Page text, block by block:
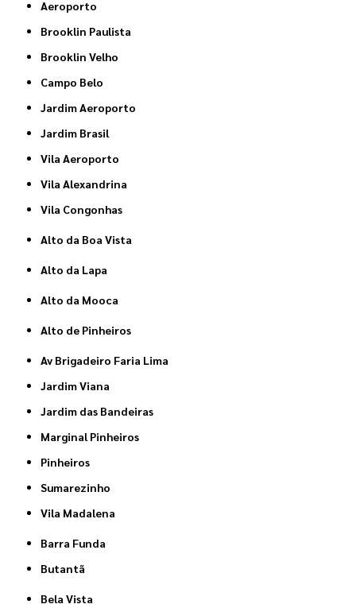
Aeroporto
Brooklin Paulista
Brooklin Velho
Campo Belo
Jardim Aeroporto
Jardim Brasil
Vila Aeroporto
Vila Alexandrina
Vila Congonhas
Alto da Boa Vista
Alto da Lapa
Alto da Mooca
Alto de Pinheiros
Av Brigadeiro Faria Lima
Jardim Viana
Jardim das Bandeiras
Marginal Pinheiros
Pinheiros
Sumarezinho
Vila Madalena
Barra Funda
Butantã
Bela Vista